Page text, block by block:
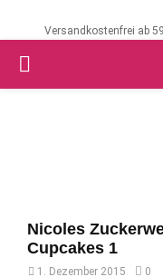
Versandkostenfrei ab
PRIMARY
Nicoles
Cupcakes 1
1. Dezember 2015 0